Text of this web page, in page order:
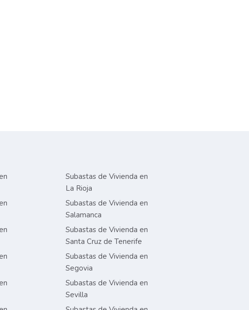
Subastas de Vivienda en
La Rioja
Subastas de Vivienda en
Salamanca
Subastas de Vivienda en
Santa Cruz de Tenerife
Subastas de Vivienda en
Segovia
Subastas de Vivienda en
Sevilla